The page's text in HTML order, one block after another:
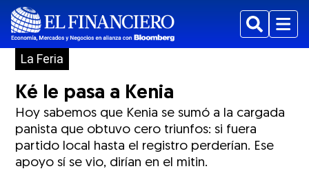
BuscarMenu
La Feria
Ké le pasa a Kenia
Hoy sabemos que Kenia se sumó a la cargada
panista que obtuvo cero triunfos: si fuera
partido local hasta el registro perderían. Ese
apoyo sí se vio, dirían en el mitin.